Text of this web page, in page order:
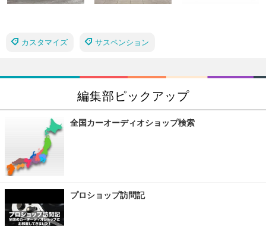
カスタマイズ サスペンション
編集部ピックアップ
全国カーオーディオショップ検索
プロショップ訪問記